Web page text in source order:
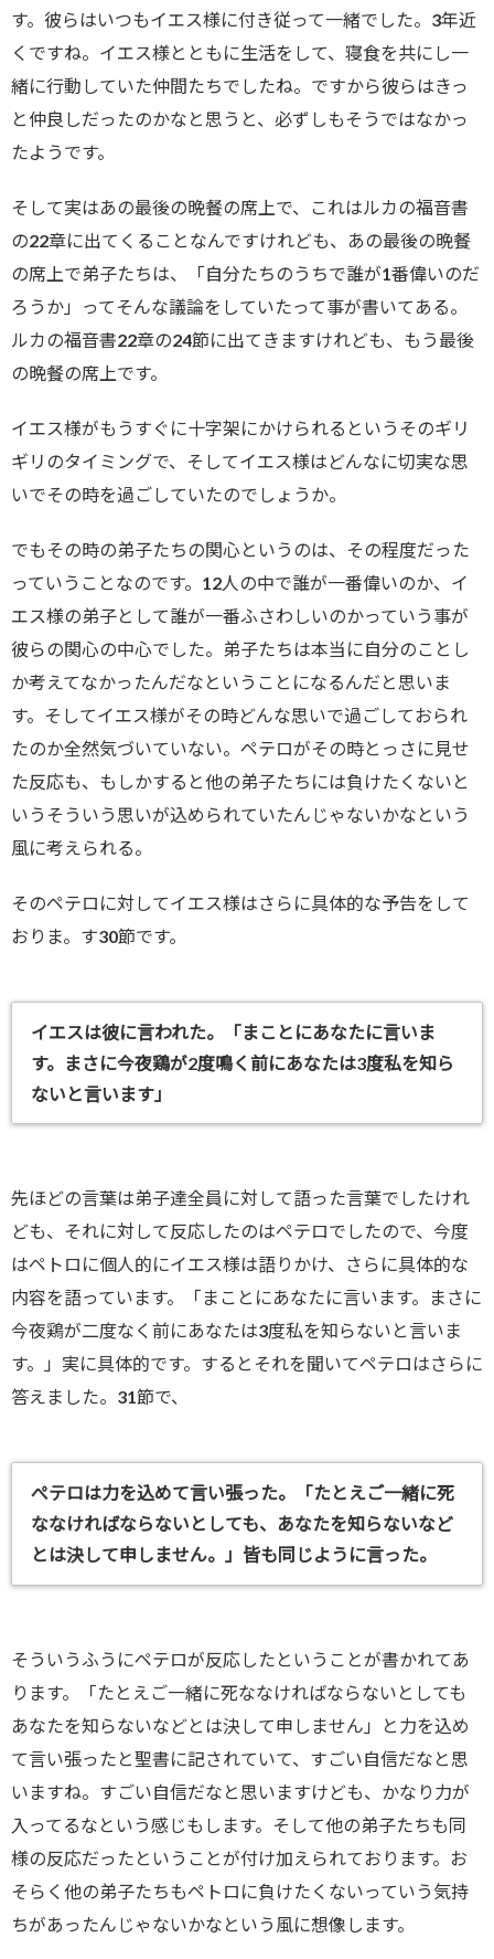
す。彼らはいつもイエス様に付き従って一緒でした。3年近
くですね。イエス様とともに生活をして、寝食を共にし一
緒に行動していた仲間たちでしたね。ですから彼らはきっ
と仲良しだったのかなと思うと、必ずしもそうではなかっ
たようです。
そして実はあの最後の晩餐の席上で、これはルカの福音書
の22章に出てくることなんですけれども、あの最後の晩餐
の席上で弟子たちは、「自分たちのうちで誰が1番偉いのだ
ろうか」ってそんな議論をしていたって事が書いてある。
ルカの福音書22章の24節に出てきますけれども、もう最後
の晩餐の席上です。
イエス様がもうすぐに十字架にかけられるというそのギリ
ギリのタイミングで、そしてイエス様はどんなに切実な思
いでその時を過ごしていたのでしょうか。
でもその時の弟子たちの関心というのは、その程度だった
っていうことなのです。12人の中で誰が一番偉いのか、イ
エス様の弟子として誰が一番ふさわしいのかっていう事が
彼らの関心の中心でした。弟子たちは本当に自分のことし
か考えてなかったんだなということになるんだと思いま
す。そしてイエス様がその時どんな思いで過ごしておられ
たのか全然気づいていない。ペテロがその時とっさに見せ
た反応も、もしかすると他の弟子たちには負けたくないと
いうそういう思いが込められていたんじゃないかなという
風に考えられる。
そのペテロに対してイエス様はさらに具体的な予告をして
おりま。す30節です。
イエスは彼に言われた。「まことにあなたに言いま
す。まさに今夜鶏が2度鳴く前にあなたは3度私を知ら
ないと言います」
先ほどの言葉は弟子達全員に対して語った言葉でしたけれ
ども、それに対して反応したのはペテロでしたので、今度
はペトロに個人的にイエス様は語りかけ、さらに具体的な
内容を語っています。「まことにあなたに言います。まさに
今夜鶏が二度なく前にあなたは3度私を知らないと言いま
す。」実に具体的です。するとそれを聞いてペテロはさらに
答えました。31節で、
ぺテロは力を込めて言い張った。「たとえご一緒に死
ななければならないとしても、あなたを知らないなど
とは決して申しません。」皆も同じように言った。
そういうふうにペテロが反応したということが書かれてあ
ります。「たとえご一緒に死ななければならないとしても
あなたを知らないなどとは決して申しません」と力を込め
て言い張ったと聖書に記されていて、すごい自信だなと思
いますね。すごい自信だなと思いますけども、かなり力が
入ってるなという感じもします。そして他の弟子たちも同
様の反応だったということが付け加えられております。お
そらく他の弟子たちもペトロに負けたくないっていう気持
ちがあったんじゃないかなという風に想像します。